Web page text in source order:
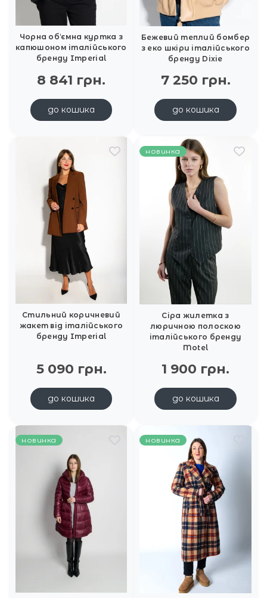
Чорна обʼємна куртка з
капюшоном італійського
бренду Imperial
8 841 грн.
до кошика
Бежевий теплий бомбер
з еко шкіри італійського
бренду Dixie
7 250 грн.
до кошика
Стильний коричневий
жакет від італійського
бренду Imperial
5 090 грн.
до кошика
новинка
Сіра жилетка з
люричною полоскою
італійського бренду
Motel
1 900 грн.
до кошика
новинка новинка